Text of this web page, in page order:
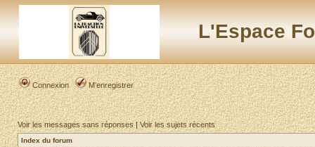
L'Espace
Connexion M’enregistrer
Voir les messages sans réponses|Voir les sujets récents
Index du forum